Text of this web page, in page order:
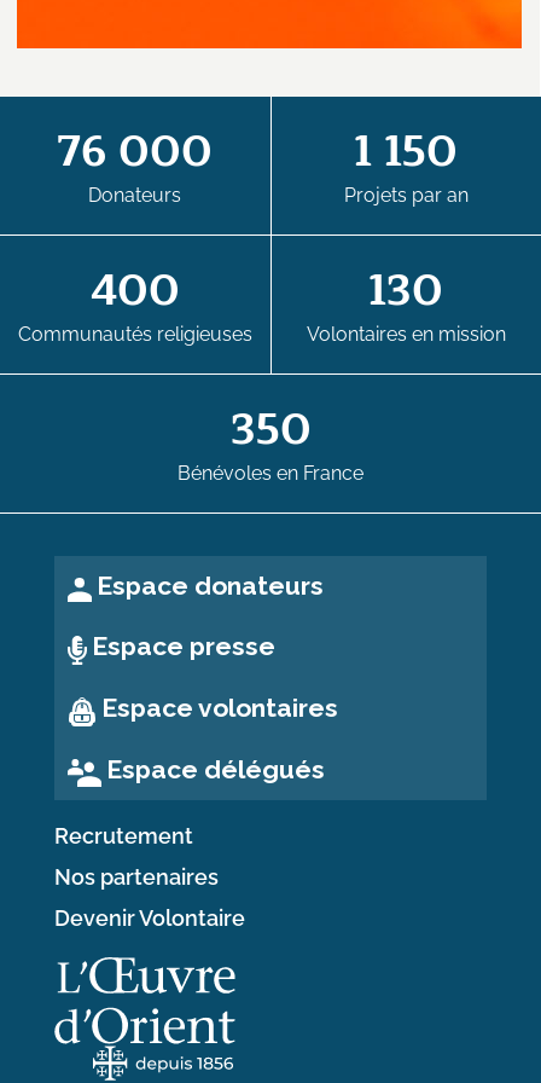
76 000
Donateurs
1 150
Projets par an
400
Communautés religieuses
130
Volontaires en mission
350
Bénévoles en France
Espace donateurs
Espace presse
Espace volontaires
Espace délégués
Recrutement
Nos partenaires
Devenir Volontaire